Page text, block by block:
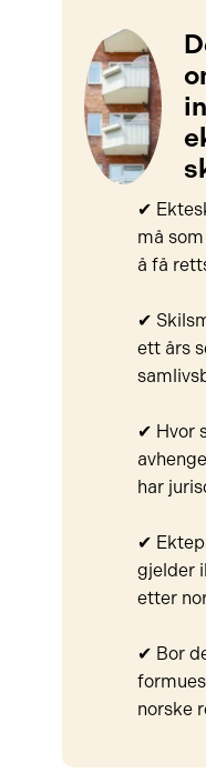
✔
må
å få
✔
ett års
✔ Hvor
har
✔
gjelder
etter
✔ Bor
norske